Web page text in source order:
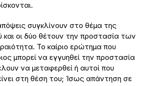
συγκλίνουν στο θέμα της
οι δύο θέτουν την προστασία των
Το καίριο ερώτημα που
μπορεί να εγγυηθεί την προστασία
να μεταφερθεί ή αυτοί που
στη θέση του; Ίσως απάντηση σε